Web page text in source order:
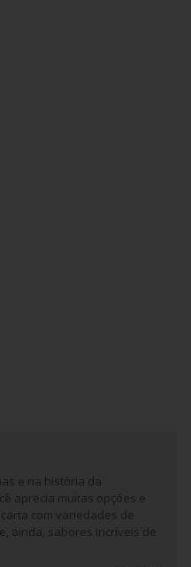
e na história da
aprecia muitas opções e
com variedades de
ainda, sabores incríveis de